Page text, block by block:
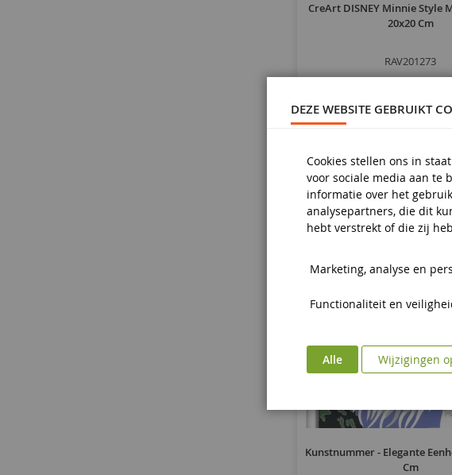
CreArt DISNEY Minnie Style
20x20 Cm
RAV201273
Kunstnummer - Elegante
Cm
DEZE WEBSITE GEBRUIKT
Cookies stellen ons in
voor sociale media aan te
informatie over het
analysepartners, die dit
hebt verstrekt of die zij
Marketing, analyse en
Functionaliteit en
Alle Wijzigingen